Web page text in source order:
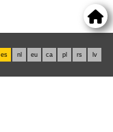
es nl eu ca pl rs lv